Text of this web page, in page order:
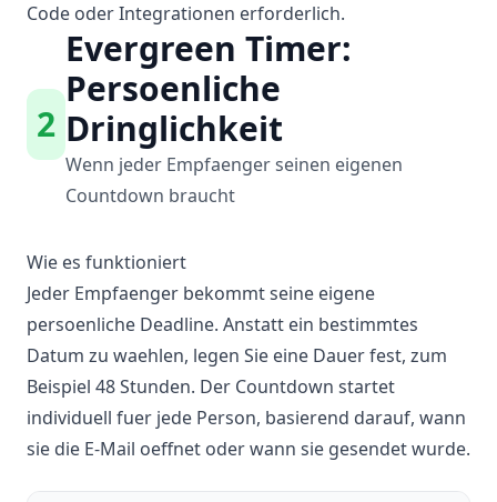
Code oder Integrationen erforderlich.
2
Evergreen Timer:
Persoenliche
Dringlichkeit
Wenn jeder Empfaenger seinen eigenen
Countdown braucht
Wie es funktioniert
Jeder Empfaenger bekommt seine eigene
persoenliche Deadline. Anstatt ein bestimmtes
Datum zu waehlen, legen Sie eine Dauer fest, zum
Beispiel 48 Stunden. Der Countdown startet
individuell fuer jede Person, basierend darauf, wann
sie die E-Mail oeffnet oder wann sie gesendet wurde.